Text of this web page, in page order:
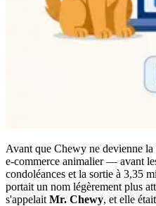
Avant que Chewy ne devienne
e-commerce animalier — avant
condoléances et la sortie à 3,35
portait un nom légèrement plus
s'appelait Mr. Chewy, et elle